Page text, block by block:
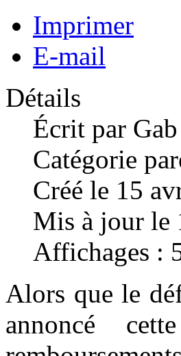
Imprimer
E-mail
Détails
Écrit par Gab
Catégorie
Créé le 15
Mis à jour le
Affichages :
Alors que le
annoncé